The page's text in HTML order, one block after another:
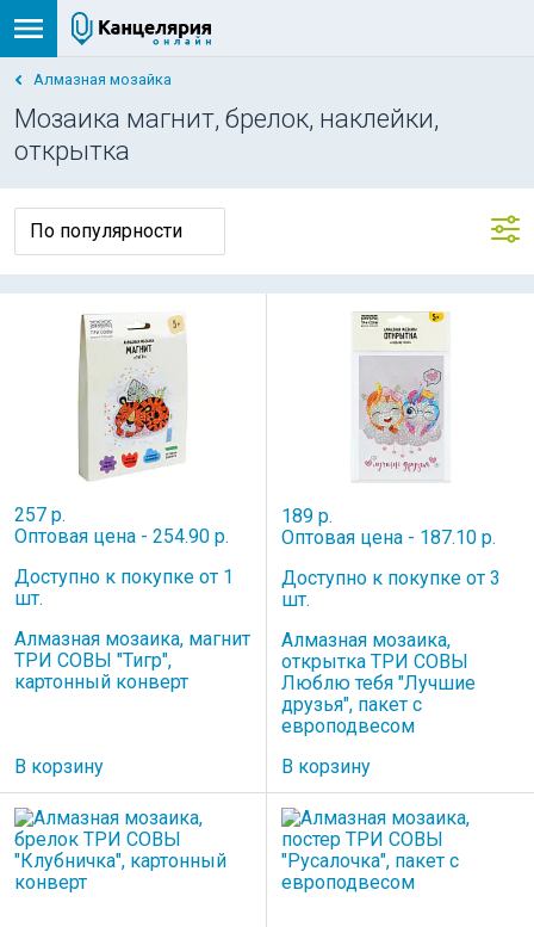
Алмазная мозайка
Мозаика магнит, брелок, наклейки,
открытка
257 р.
Оптовая цена - 254.90 р.
Доступно к покупке от 1
шт.
Алмазная мозаика, магнит
ТРИ СОВЫ "Тигр",
картонный конверт
В корзину
189 р.
Оптовая цена - 187.10 р.
Доступно к покупке от 3
шт.
Алмазная мозаика,
открытка ТРИ СОВЫ
Люблю тебя "Лучшие
друзья", пакет с
европодвесом
В корзину